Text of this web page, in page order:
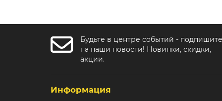
Будьте в центре событий -
на наши новости! Новинки, скидки,
акции.
Информация